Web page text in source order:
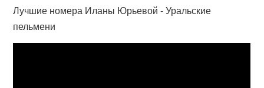
Лучшие номера Иланы Юрьевой - Уральские
пельмени